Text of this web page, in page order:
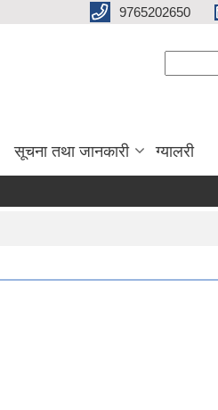
9765202650
सूचना तथा जानकारी ग्यालरी